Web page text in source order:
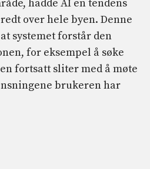
hadde AI en tendens
over hele byen. Denne
systemet forstår den
for eksempel å søke
fortsatt sliter med å møte
brukeren har